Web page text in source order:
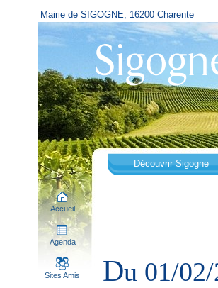
Mairie de SIGOGNE, 16200 Charente
Accueil
Agenda
Sites Amis
Découvrir Sigogne
Du 01/